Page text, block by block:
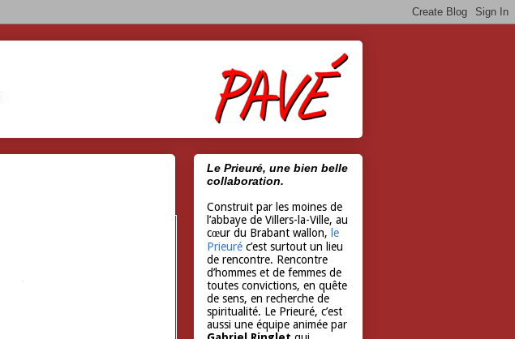
Le Prieuré, une bien belle
collaboration.
Construit par les moines de
l’abbaye de Villers-la-Ville, au
cœur du Brabant wallon, le
Prieuré c’est surtout un lieu
de rencontre. Rencontre
d’hommes et de femmes de
toutes convictions, en quête
de sens, en recherche de
spiritualité. Le Prieuré, c’est
aussi une équipe animée par